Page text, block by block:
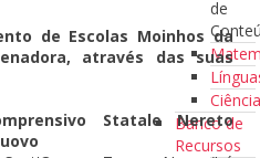
de
Banco de
Recursos
de Escolas Moinhos da
através das suas
Statale Nereto